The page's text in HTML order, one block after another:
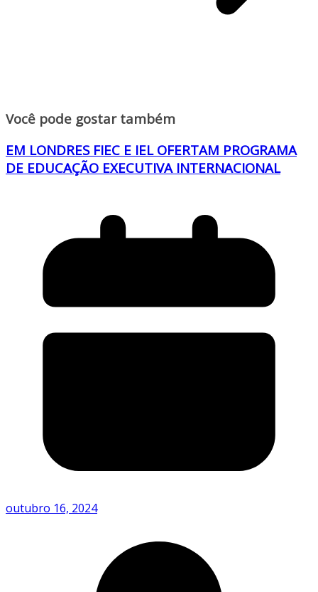
Você pode gostar também
EM LONDRES FIEC E IEL OFERTAM PROGRAMA
DE EDUCAÇÃO EXECUTIVA INTERNACIONAL
outubro 16, 2024